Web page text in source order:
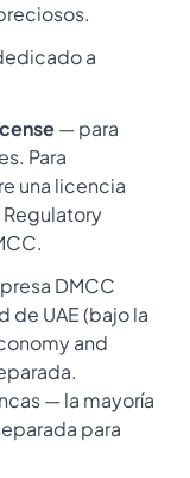
a
— para
Para
una licencia
Regulatory
DMCC
de UAE (bajo la
and
— la mayoría
para